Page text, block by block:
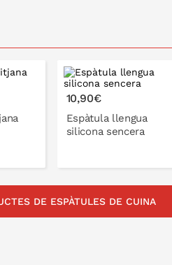
10,90€
Espàtula llengua
silicona sencera
A LA CISTELLA
DE ESPÀTULES DE CUINA